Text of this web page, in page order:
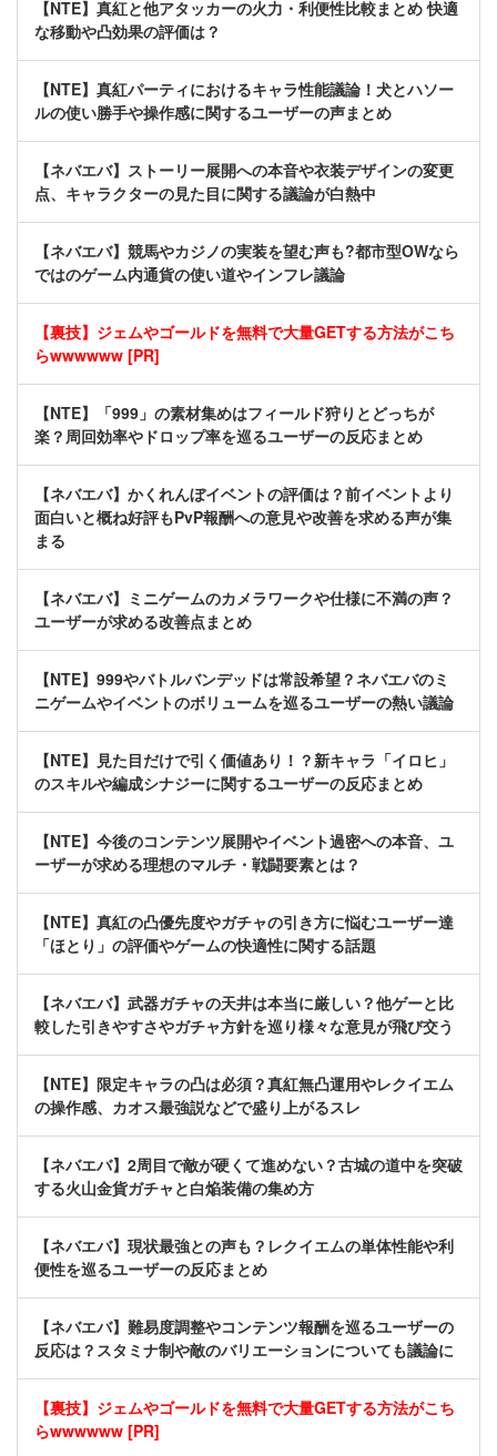
【NTE】真紅と他アタッカーの火力・利便性比較まとめ 快適
な移動や凸効果の評価は？
【NTE】真紅パーティにおけるキャラ性能議論！犬とハソー
ルの使い勝手や操作感に関するユーザーの声まとめ
【ネバエバ】ストーリー展開への本音や衣装デザインの変更
点、キャラクターの見た目に関する議論が白熱中
【ネバエバ】競馬やカジノの実装を望む声も?都市型OWなら
ではのゲーム内通貨の使い道やインフレ議論
【裏技】ジェムやゴールドを無料で大量GETする方法がこち
らwwwwww [PR]
【NTE】「999」の素材集めはフィールド狩りとどっちが
楽？周回効率やドロップ率を巡るユーザーの反応まとめ
【ネバエバ】かくれんぼイベントの評価は？前イベントより
面白いと概ね好評もPvP報酬への意見や改善を求める声が集
まる
【ネバエバ】ミニゲームのカメラワークや仕様に不満の声？
ユーザーが求める改善点まとめ
【NTE】999やバトルバンデッドは常設希望？ネバエバのミ
ニゲームやイベントのボリュームを巡るユーザーの熱い議論
【NTE】見た目だけで引く価値あり！？新キャラ「イロヒ」
のスキルや編成シナジーに関するユーザーの反応まとめ
【NTE】今後のコンテンツ展開やイベント過密への本音、ユ
ーザーが求める理想のマルチ・戦闘要素とは？
【NTE】真紅の凸優先度やガチャの引き方に悩むユーザー達
「ほとり」の評価やゲームの快適性に関する話題
【ネバエバ】武器ガチャの天井は本当に厳しい？他ゲーと比
較した引きやすさやガチャ方針を巡り様々な意見が飛び交う
【NTE】限定キャラの凸は必須？真紅無凸運用やレクイエム
の操作感、カオス最強説などで盛り上がるスレ
【ネバエバ】2周目で敵が硬くて進めない？古城の道中を突破
する火山金貨ガチャと白焔装備の集め方
【ネバエバ】現状最強との声も？レクイエムの単体性能や利
便性を巡るユーザーの反応まとめ
【ネバエバ】難易度調整やコンテンツ報酬を巡るユーザーの
反応は？スタミナ制や敵のバリエーションについても議論に
【裏技】ジェムやゴールドを無料で大量GETする方法がこち
らwwwwww [PR]